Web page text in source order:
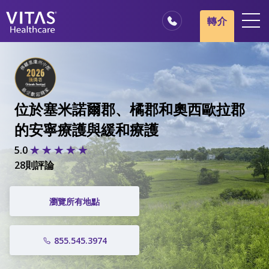
我們的服務
醫療服務專業人員
家庭與照顧者
轉介
位於塞米諾爾郡、橘郡和奧西歐拉郡
的安寧療護與緩和療護
5.0
28則評論
855.545.3974
瀏覽所有地點